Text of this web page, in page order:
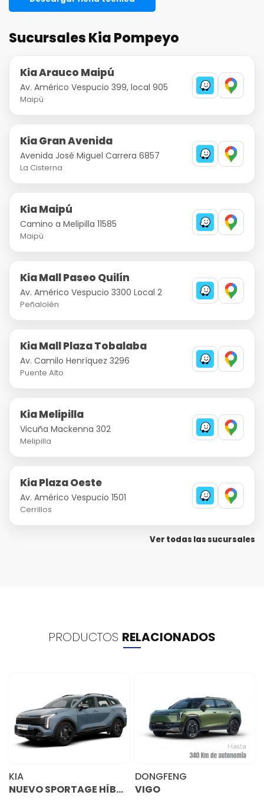
Sucursales Kia Pompeyo
Kia Arauco Maipú
Av. Américo Vespucio 399, local 905
Maipú
Kia Gran Avenida
Avenida José Miguel Carrera 6857
La Cisterna
Kia Maipú
Camino a Melipilla 11585
Maipú
Kia Mall Paseo Quilín
Av. Américo Vespucio 3300 Local 2
Peñalolén
Kia Mall Plaza Tobalaba
Av. Camilo Henríquez 3296
Puente Alto
Kia Melipilla
Vicuña Mackenna 302
Melipilla
Kia Plaza Oeste
Av. Américo Vespucio 1501
Cerrillos
Ver todas las sucursales
PRODUCTOS RELACIONADOS
KIA
NUEVO SPORTAGE HÍBRIDO
DONGFENG
VIGO